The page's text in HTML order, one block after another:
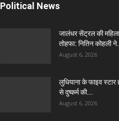
Political News
जालंधर सेंट्रल की
तोहफा: नितिन कोहली
August 6, 2026
लुधियाना के फाइव
से दुष्कर्म की...
August 6, 2026